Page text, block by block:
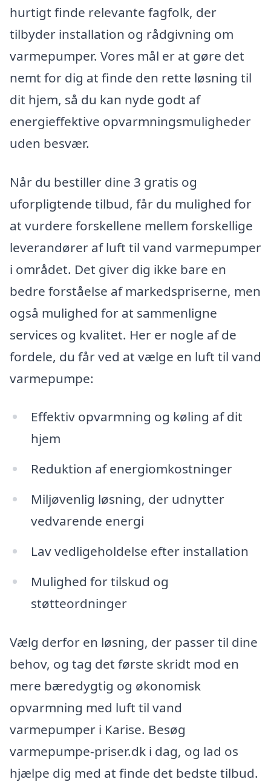
hurtigt finde relevante fagfolk, der
tilbyder installation og rådgivning om
varmepumper. Vores mål er at gøre det
nemt for dig at finde den rette løsning til
dit hjem, så du kan nyde godt af
energieffektive opvarmningsmuligheder
uden besvær.
Når du bestiller dine 3 gratis og
uforpligtende tilbud, får du mulighed for
at vurdere forskellene mellem forskellige
leverandører af luft til vand varmepumper
i området. Det giver dig ikke bare en
bedre forståelse af markedspriserne, men
også mulighed for at sammenligne
services og kvalitet. Her er nogle af de
fordele, du får ved at vælge en luft til vand
varmepumpe:
Effektiv opvarmning og køling af dit
hjem
Reduktion af energiomkostninger
Miljøvenlig løsning, der udnytter
vedvarende energi
Lav vedligeholdelse efter installation
Mulighed for tilskud og
støtteordninger
Vælg derfor en løsning, der passer til dine
behov, og tag det første skridt mod en
mere bæredygtig og økonomisk
opvarmning med luft til vand
varmepumper i Karise. Besøg
varmepumpe-priser.dk i dag, og lad os
hjælpe dig med at finde det bedste tilbud.